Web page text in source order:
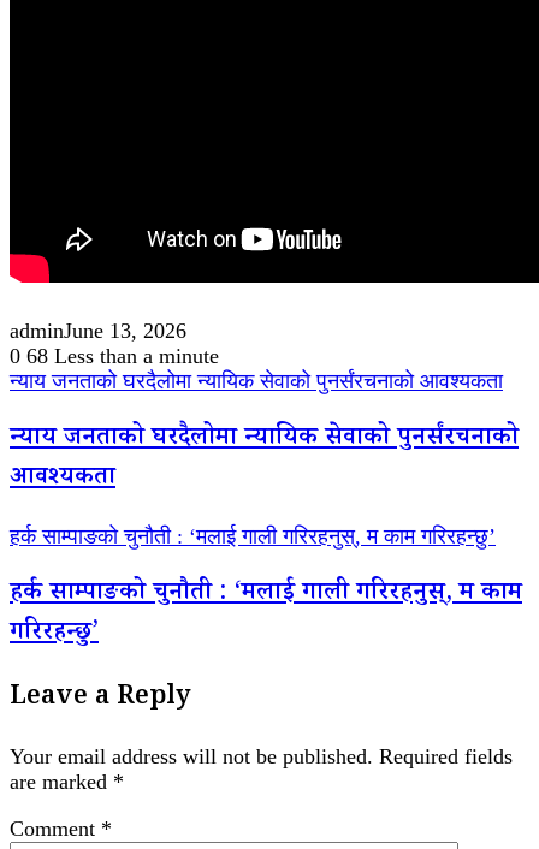
adminJune 13, 2026
0 68 Less than a minute
न्याय जनताको घरदैलोमा न्यायिक सेवाको पुनर्संरचनाको आवश्यकता
न्याय जनताको घरदैलोमा न्यायिक सेवाको पुनर्संरचनाको
आवश्यकता
हर्क साम्पाङको चुनौती : ‘मलाई गाली गरिरहनुस्, म काम गरिरहन्छु’
हर्क साम्पाङको चुनौती : ‘मलाई गाली गरिरहनुस्, म काम
गरिरहन्छु’
Leave a Reply
Your email address will not be published. Required fields
are marked *
Comment *